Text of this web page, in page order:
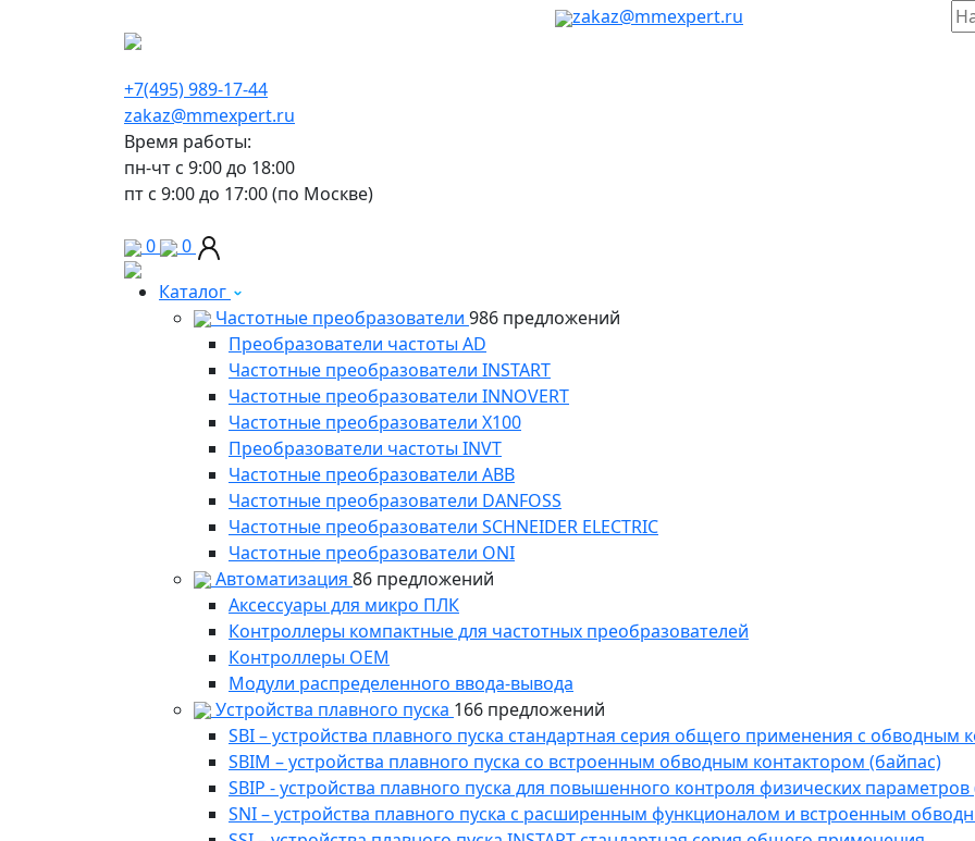
zakaz@mmexpert.ru
+7(495) 989-17-44
zakaz@mmexpert.ru
Время работы:
пн-чт с 9:00 до 18:00
пт с 9:00 до 17:00 (по Москве)
0
0
Каталог
Частотные преобразователи 986 предложений
Преобразователи частоты AD
Частотные преобразователи INSTART
Частотные преобразователи INNOVERT
Частотные преобразователи Х100
Преобразователи частоты INVT
Частотные преобразователи ABB
Частотные преобразователи DANFOSS
Частотные преобразователи SCHNEIDER ELECTRIC
Частотные преобразователи ONI
Автоматизация 86 предложений
Аксессуары для микро ПЛК
Контроллеры компактные для частотных преобразователей
Контроллеры ОЕМ
Модули распределенного ввода-вывода
Устройства плавного пуска 166 предложений
SBI – устройства плавного пуска стандартная серия общего применения с обводным
SBIM – устройства плавного пуска со встроенным обводным контактором (байпас)
SBIP - устройства плавного пуска для повышенного контроля физических
SNI – устройства плавного пуска с расширенным функционалом и встроенным